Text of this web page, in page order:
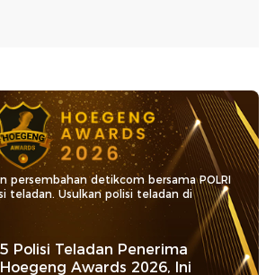
persembahan detikcom bersama POLRI
teladan. Usulkan polisi teladan di
5 Polisi Teladan Penerima
Hoegeng Awards 2026, Ini